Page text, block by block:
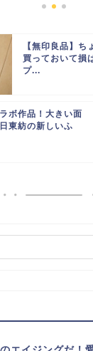
【無印良品】ち
買っておいて損
プ...
ボ作品！大きい面
東紡の新しいふ